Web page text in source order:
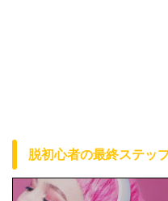
脱初心者の最終ステッ